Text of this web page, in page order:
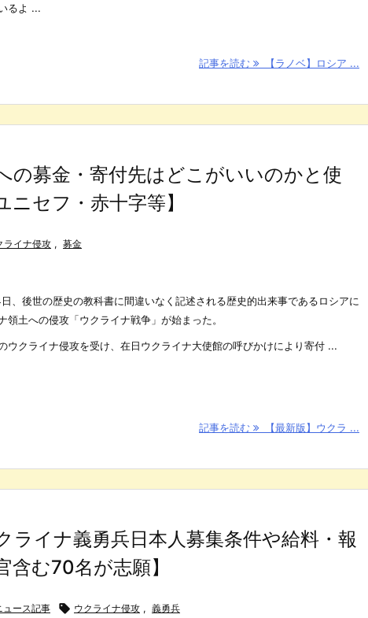
るよ ...
記事を読む 【ラノベ】ロシア ...
の募金・寄付先はどこがいいのかと使
セフ・赤十字等】
ライナ侵攻 , 募金
、後世の歴史の教科書に間違いなく記述される歴史的出来事であるロシアに
領土への侵攻「ウクライナ戦争」が始まった。
ウクライナ侵攻を受け、在日ウクライナ大使館の呼びかけにより寄付 ...
記事を読む 【最新版】ウクラ ...
ライナ義勇兵日本人募集条件や給料・報
む70名が志願】
ュース記事  ウクライナ侵攻 , 義勇兵